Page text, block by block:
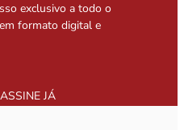
exclusivo a todo o
formato digital e
ASSINE JÁ